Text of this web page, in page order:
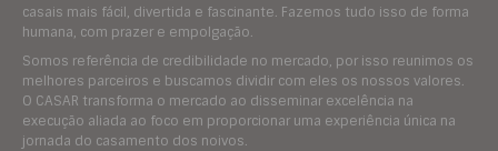
casais mais fácil, divertida e fascinante. Fazemos tudo isso de forma
humana, com prazer e empolgação.
Somos referência de credibilidade no mercado, por isso reunimos os
melhores parceiros e buscamos dividir com eles os nossos valores.
O CASAR transforma o mercado ao disseminar excelência na
execução aliada ao foco em proporcionar uma experiência única na
jornada do casamento dos noivos.